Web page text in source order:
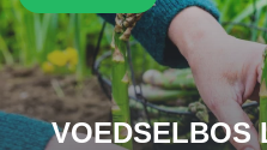
VOEDSELBOS